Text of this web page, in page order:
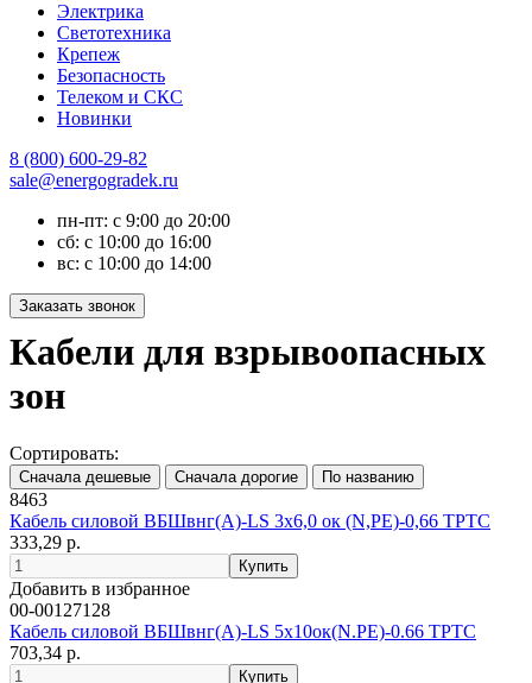
Электрика
Светотехника
Крепеж
Безопасность
Телеком и СКС
Новинки
8 (800) 600-29-82
sale@energogradek.ru
пн-пт: с 9:00 до 20:00
сб: с 10:00 до 16:00
вс: с 10:00 до 14:00
Кабели для взрывоопасных
зон
Сортировать:
8463
Кабель силовой ВБШвнг(А)-LS 3х6,0 ок (N,РЕ)-0,66 ТРТС
333,29 р.
Добавить в избранное
00-00127128
Кабель силовой ВБШвнг(А)-LS 5х10ок(N.PE)-0.66 ТРТС
703,34 р.